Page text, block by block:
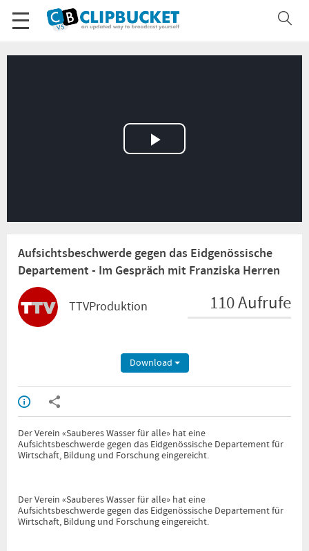
Play
Aufsichtsbeschwerde gegen das Eidgenössische
Departement - Im Gespräch mit Franziska Herren
TTVProduktion 110 Aufrufe
Download
Der Verein «Sauberes Wasser für alle» hat eine
Aufsichtsbeschwerde gegen das Eidgenössische Departement für
Wirtschaft, Bildung und Forschung eingereicht.
Der Verein «Sauberes Wasser für alle» hat eine
Aufsichtsbeschwerde gegen das Eidgenössische Departement für
Wirtschaft, Bildung und Forschung eingereicht.